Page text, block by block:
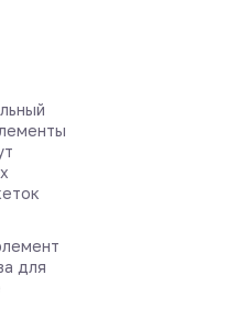
для